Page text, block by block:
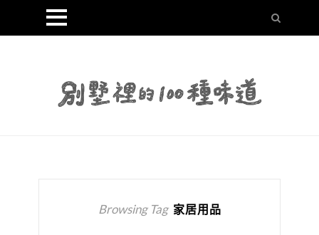
Browsing Tag 家居用品